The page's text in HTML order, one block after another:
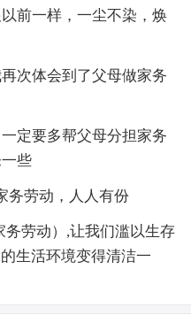
前一样，一尘不染，焕
次体会到了父母做家务
定要多帮父母分担家务
些
劳动，人人有份
劳动）,让我们滥以生存
生活环境变得清洁一